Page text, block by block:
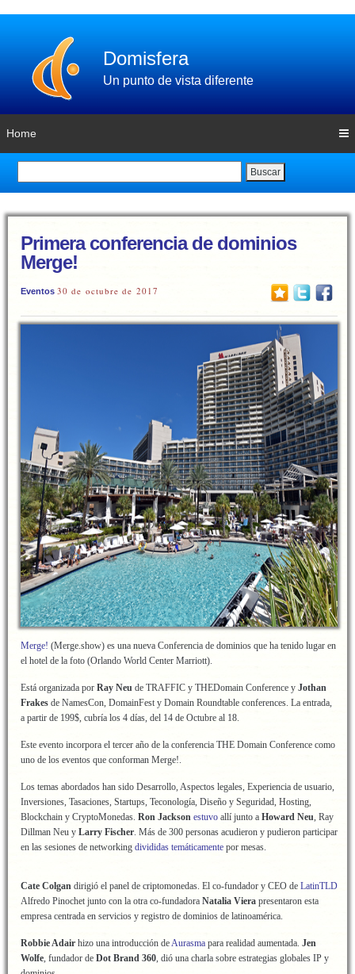
Domisfera
Un punto de vista diferente
Home
Buscar
Primera conferencia de dominios
Merge!
Eventos 30 de octubre de 2017
Merge! (Merge.show) es una nueva Conferencia de dominios que ha tenido lugar en
el hotel de la foto (Orlando World Center Marriott).
Está organizada por Ray Neu de TRAFFIC y THEDomain Conference y Jothan
Frakes de NamesCon, DomainFest y Domain Roundtable conferences. La entrada,
a partir de 199$, cubría los 4 días, del 14 de Octubre al 18.
Este evento incorpora el tercer año de la conferencia THE Domain Conference como
uno de los eventos que conforman Merge!.
Los temas abordados han sido Desarrollo, Aspectos legales, Experiencia de usuario,
Inversiones, Tasaciones, Startups, Teconología, Diseño y Seguridad, Hosting,
Blockchain y CryptoMonedas. Ron Jackson estuvo allí junto a Howard Neu, Ray
Dillman Neu y Larry Fischer. Más de 300 personas acudieron y pudieron participar
en las sesiones de networking divididas temáticamente por mesas.
Cate Colgan dirigió el panel de criptomonedas. El co-fundador y CEO de LatinTLD
Alfredo Pinochet junto con la otra co-fundadora Natalia Viera presentaron esta
empresa centrada en servicios y registro de dominios de latinoamérica.
Robbie Adair hizo una introducción deAurasma para realidad aumentada. Jen
Wolfe, fundador de Dot Brand 360, dió una charla sobre estrategias globales IP y